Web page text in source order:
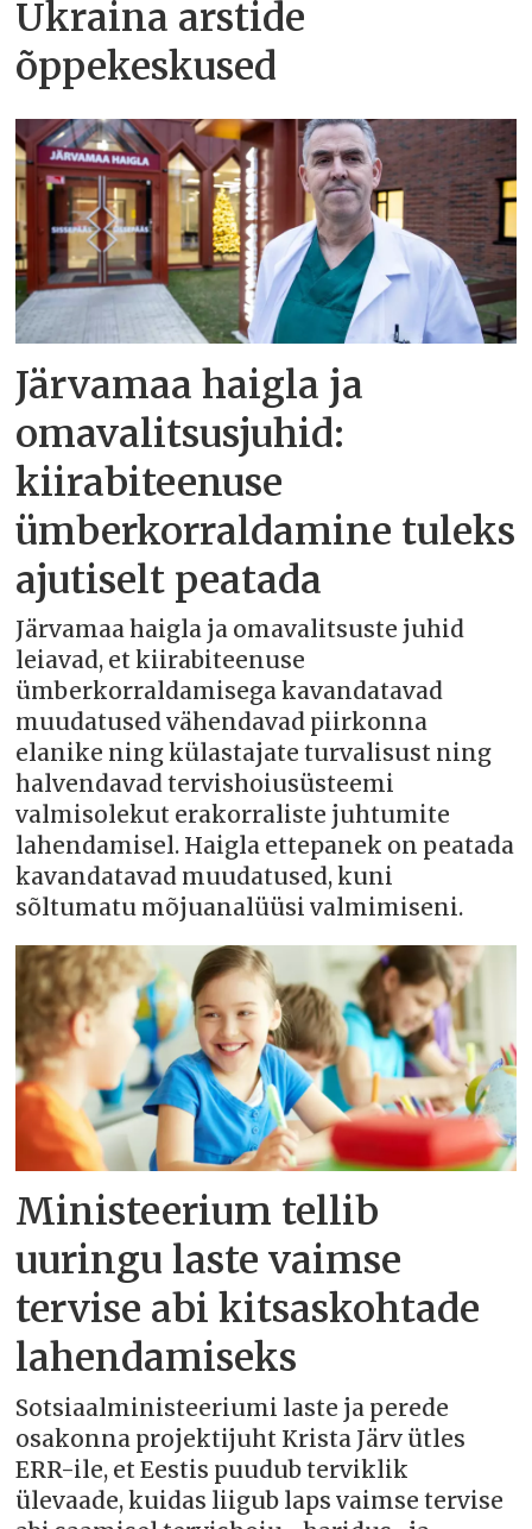
Ukraina arstide
õppekeskused
Järvamaa haigla ja
omavalitsusjuhid:
kiirabiteenuse
ümberkorraldamine tuleks
ajutiselt peatada
Järvamaa haigla ja omavalitsuste juhid
leiavad, et kiirabiteenuse
ümberkorraldamisega kavandatavad
muudatused vähendavad piirkonna
elanike ning külastajate turvalisust ning
halvendavad tervishoiusüsteemi
valmisolekut erakorraliste juhtumite
lahendamisel. Haigla ettepanek on peatada
kavandatavad muudatused, kuni
sõltumatu mõjuanalüüsi valmimiseni.
Ministeerium tellib
uuringu laste vaimse
tervise abi kitsaskohtade
lahendamiseks
Sotsiaalministeeriumi laste ja perede
osakonna projektijuht Krista Järv ütles
ERR-ile, et Eestis puudub terviklik
ülevaade, kuidas liigub laps vaimse tervise